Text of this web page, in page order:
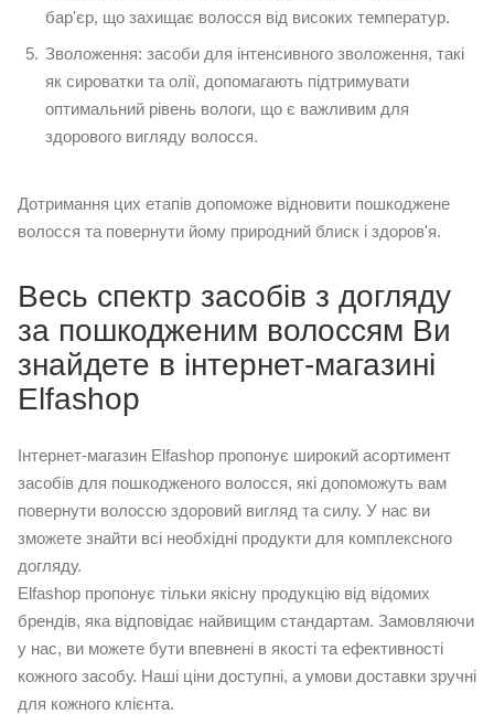
бар'єр, що захищає волосся від високих температур.
Зволоження: засоби для інтенсивного зволоження, такі
як сироватки та олії, допомагають підтримувати
оптимальний рівень вологи, що є важливим для
здорового вигляду волосся.
Дотримання цих етапів допоможе відновити пошкоджене
волосся та повернути йому природний блиск і здоров'я.
Весь спектр засобів з догляду
за пошкодженим волоссям Ви
знайдете в інтернет-магазині
Elfashop
Інтернет-магазин Elfashop пропонує широкий асортимент
засобів для пошкодженого волосся, які допоможуть вам
повернути волоссю здоровий вигляд та силу. У нас ви
зможете знайти всі необхідні продукти для комплексного
догляду.
Elfashop пропонує тільки якісну продукцію від відомих
брендів, яка відповідає найвищим стандартам. Замовляючи
у нас, ви можете бути впевнені в якості та ефективності
кожного засобу. Наші ціни доступні, а умови доставки зручні
для кожного клієнта.